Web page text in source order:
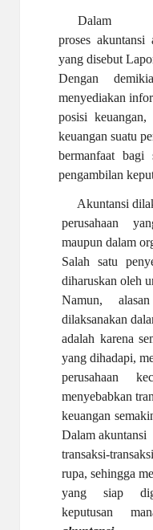
Dalam
proses akuntansi
yang disebut
Dengan
menyediakan
posisi
keuangan suatu
bermanfaat bagi
pengambilan
Akuntansi
perusahaan
maupun dalam
Salah satu
diharuskan oleh
Namun,
dilaksanakan
adalah karena
yang dihadapi,
perusahaan
menyebabkan
keuangan
Dalam akuntansi
transaksi-
rupa, sehingga
yang siap
keputusan